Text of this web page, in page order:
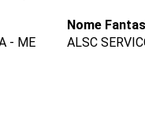
- ME
Nome
ALSC